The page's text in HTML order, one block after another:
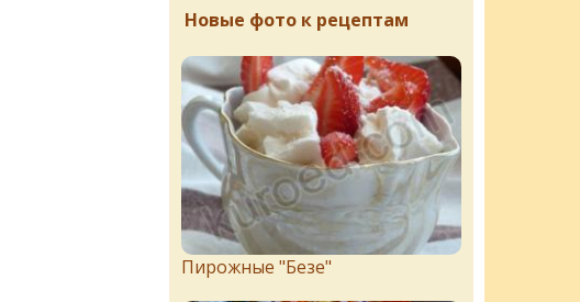
Новые фото к рецептам
Пирожныe "Бeзe"